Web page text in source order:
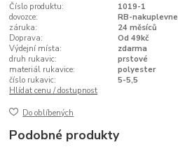
Číslo produktu:
1019-1
dovozce:
RB-nakuplevne
záruka:
24 měsíců
Doprava:
Od 49kč
Výdejní místa:
zdarma
druh rukavic:
prstové
materiál rukavice:
polyester
číslo rukavic:
5-5,5
Hlídat cenu / dostupnost
Do oblíbených
Podobné produkty